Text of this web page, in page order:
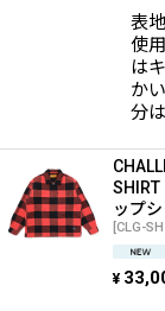
表
使
は
か
分
SHIRT
ップ
[CLG-
¥